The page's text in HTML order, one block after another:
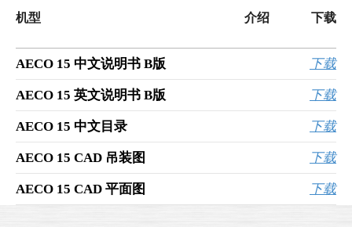
机型 介绍 下载
AECO 15 中文说明书 B版 下载
AECO 15 英文说明书 B版 下载
AECO 15 中文目录 下载
AECO 15 CAD 吊装图 下载
AECO 15 CAD 平面图 下载